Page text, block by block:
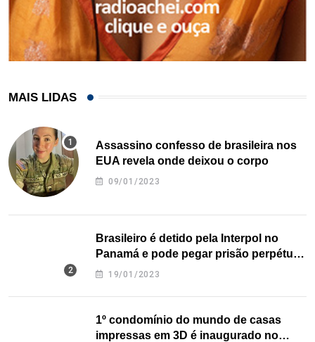
MAIS LIDAS
Assassino confesso de brasileira nos
EUA revela onde deixou o corpo
09/01/2023
Brasileiro é detido pela Interpol no
Panamá e pode pegar prisão perpétua
nos EUA
19/01/2023
1º condomínio do mundo de casas
impressas em 3D é inaugurado no